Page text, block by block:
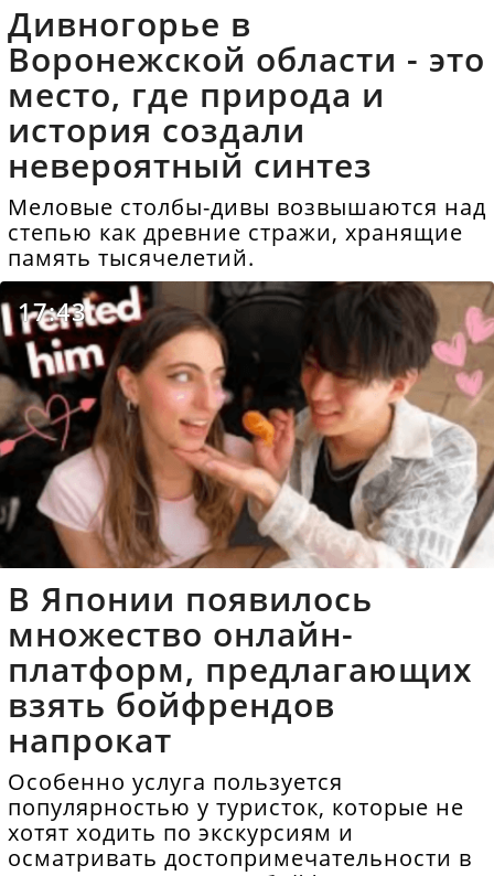
Дивногорье в
Воронежской области - это
место, где природа и
история создали
невероятный синтез
Меловые столбы-дивы возвышаются над
степью как древние стражи, хранящие
память тысячелетий.
17:43
В Японии появилось
множество онлайн-
платформ, предлагающих
взять бойфрендов
напрокат
Особенно услуга пользуется
популярностью у туристок, которые не
хотят ходить по экскурсиям и
осматривать достопримечательности в